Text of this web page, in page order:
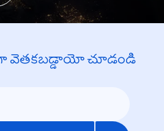
వెతకబడ్డాయో చూడండి